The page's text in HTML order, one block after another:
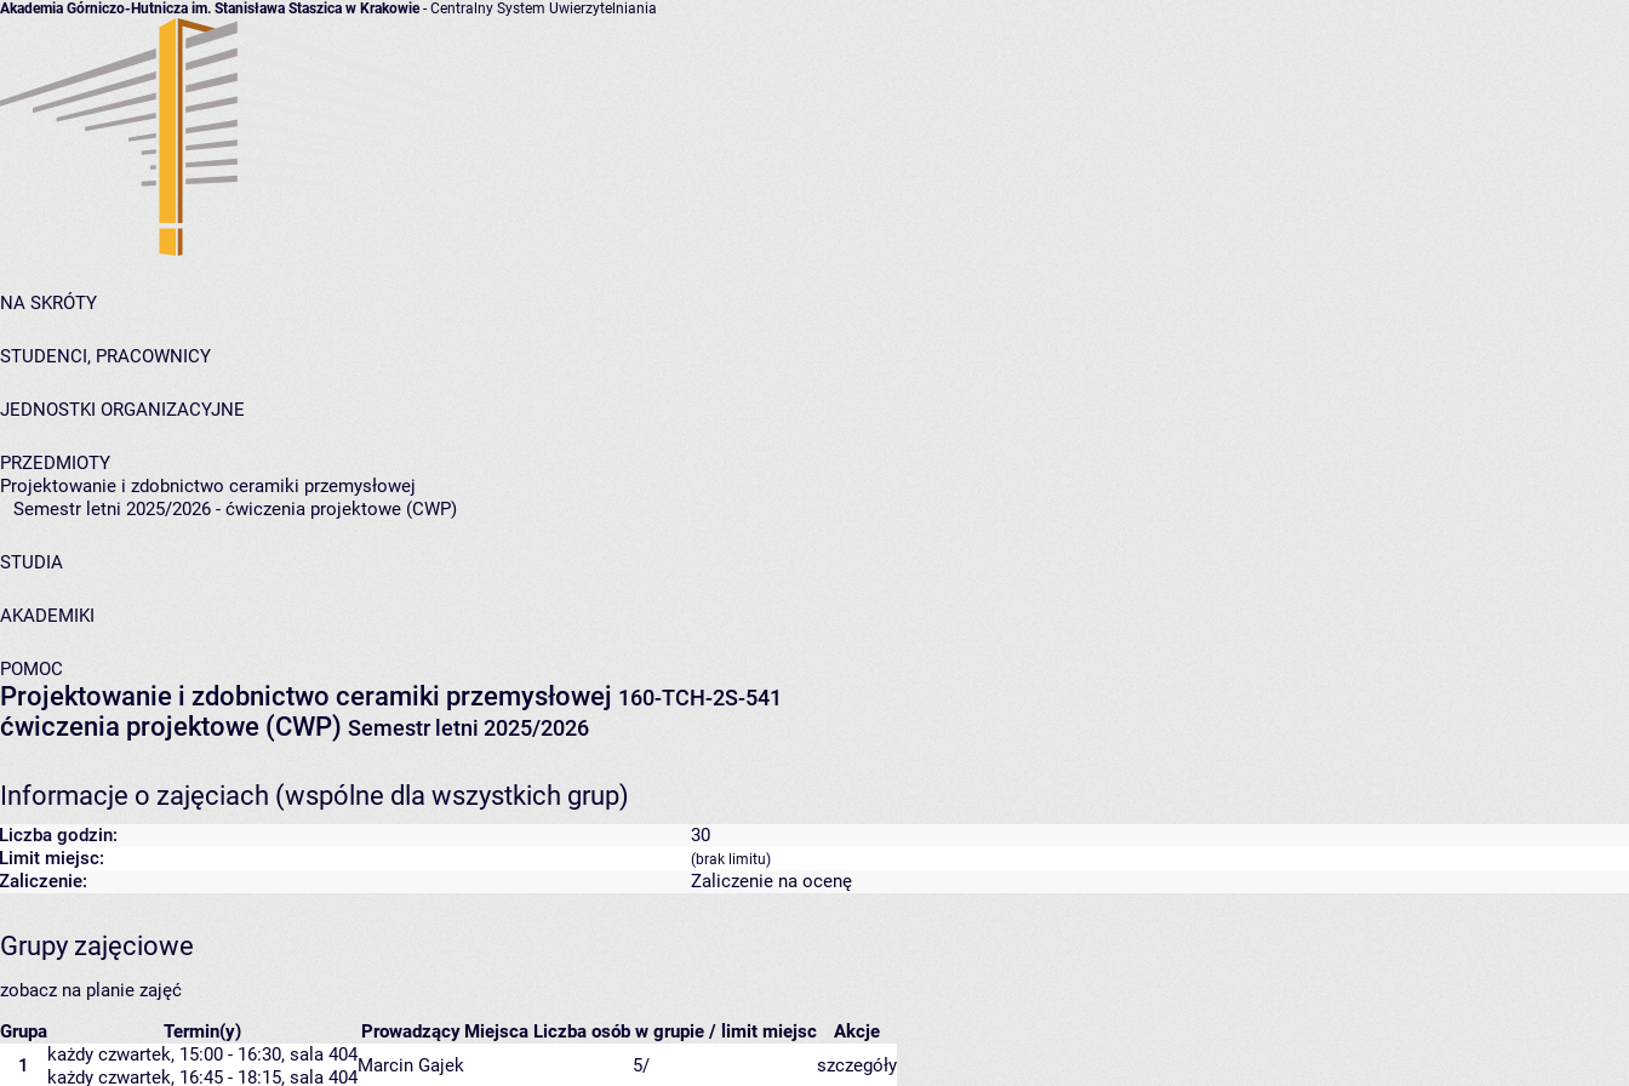
Akademia Górniczo-Hutnicza im. Stanisława Staszica w Krakowie- Centralny System Uwierzytelniania
NA SKRÓTY
STUDENCI, PRACOWNICY
JEDNOSTKI ORGANIZACYJNE
PRZEDMIOTY
Projektowanie i zdobnictwo ceramiki przemysłowej
Semestr letni 2025/2026 - ćwiczenia projektowe (CWP)
STUDIA
AKADEMIKI
POMOC
Projektowanie i zdobnictwo ceramiki przemysłowej 160-TCH-2S-541
ćwiczenia projektowe (CWP) Semestr letni 2025/2026
Informacje o zajęciach (wspólne dla wszystkich grup)
Liczba godzin:
30
Limit miejsc:
(brak limitu)
Zaliczenie: Zaliczenie na ocenę
Grupy zajęciowe
zobacz na planie zajęć
Grupa
Termin(y) Prowadzący Miejsca Liczba osób w grupie / limit miejsc
Akcje
1
każdy czwartek, 15:00 - 16:30, sala 404
każdy czwartek, 16:45 - 18:15, sala 404
Marcin Gajek 5/ szczegóły